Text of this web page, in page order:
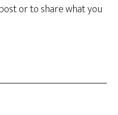
or to share what you